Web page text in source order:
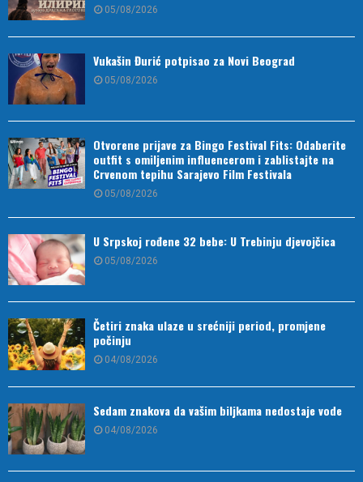
05/08/2026
Vukašin Đurić potpisao za Novi Beograd
05/08/2026
Otvorene prijave za Bingo Festival Fits: Odaberite
outfit s omiljenim influencerom i zablistajte na
Crvenom tepihu Sarajevo Film Festivala
05/08/2026
U Srpskoj rođene 32 bebe: U Trebinju djevojčica
05/08/2026
Četiri znaka ulaze u srećniji period, promjene
počinju
04/08/2026
Sedam znakova da vašim biljkama nedostaje vode
04/08/2026